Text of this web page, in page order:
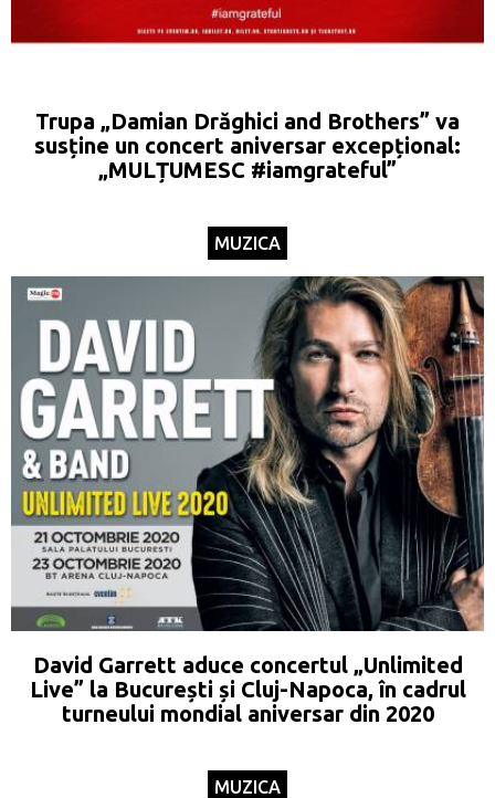
Trupa „Damian Drăghici and Brothers” va
susține un concert aniversar excepțional:
„MULȚUMESC #iamgrateful”
MUZICA
David Garrett aduce concertul „Unlimited
Live” la București și Cluj-Napoca, în cadrul
turneului mondial aniversar din 2020
MUZICA